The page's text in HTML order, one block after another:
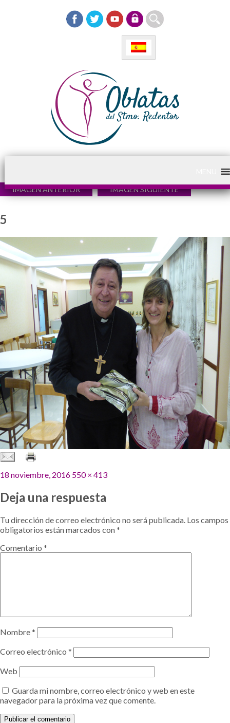
IMAGEN ANTERIOR IMAGEN SIGUIENTE
5
Publicado
18 noviembre, 2016 Tamaño
550 × 413
Deja una respuesta
Tu dirección de correo electrónico no será publicada. Los campos
obligatorios están marcados con*
Comentario *
Nombre*
Correo electrónico *
Web
Guarda mi nombre, correo electrónico y web en este
navegador para la próxima vez que comente.